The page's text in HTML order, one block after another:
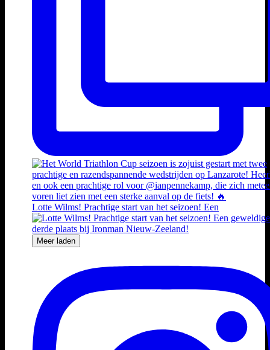
Lotte Wilms! Prachtige start van het seizoen! Een
Meer laden